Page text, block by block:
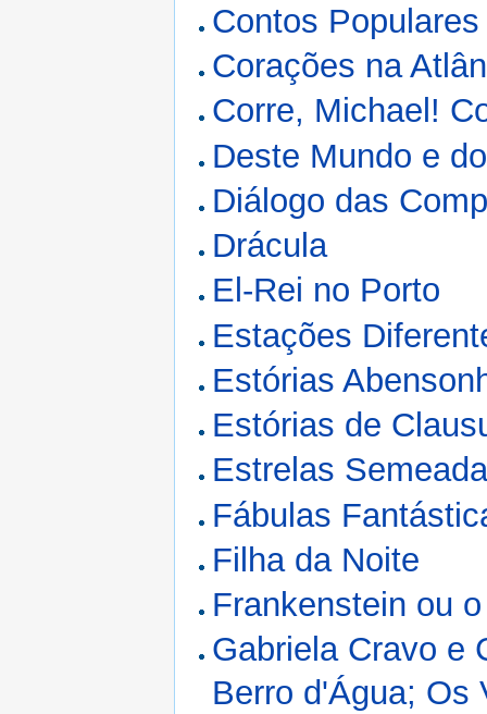
Contos
Corações na
Corre, Michael!
Deste Mundo e
Diálogo das
Drácula
El-Rei no Porto
Estações
Estórias
Estórias de
Estrelas
Fábulas
Filha da Noite
Frankenstein ou
Gabriela Cravo e
Berro d'Água; Os